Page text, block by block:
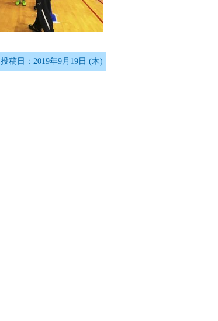
投稿日：2019年9月19日 (木)